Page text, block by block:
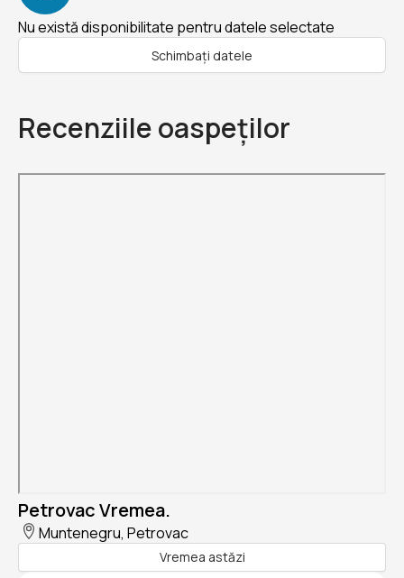
Nu există disponibilitate pentru datele selectate
Schimbați datele
Recenziile oaspeților
Petrovac Vremea.
Muntenegru, Petrovac
Vremea astăzi